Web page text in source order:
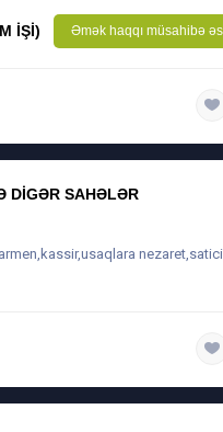
IŞI) Əmək haqqı müsahibə
DIGƏR SAHƏLƏR